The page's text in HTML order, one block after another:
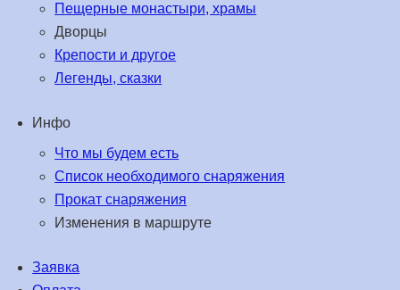
Пещерные монастыри, храмы
Дворцы
Крепости и другое
Легенды, сказки
Инфо
Что мы будем есть
Список необходимого снаряжения
Прокат снаряжения
Изменения в маршруте
Заявка